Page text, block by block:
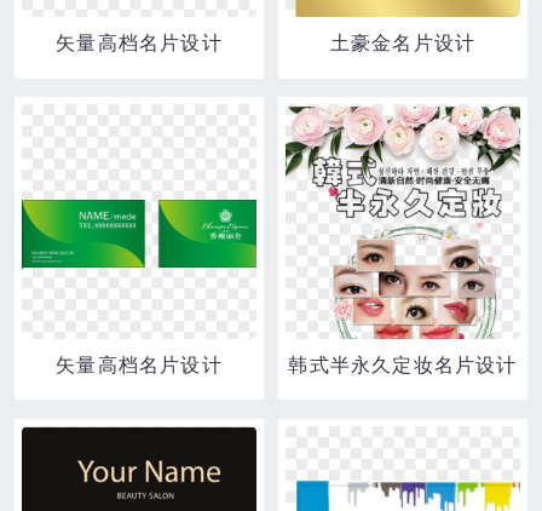
矢量高档名片设计 土豪金名片设计
矢量高档名片设计 韩式半永久定妆名片设计